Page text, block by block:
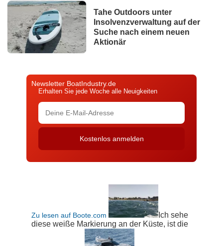
Tahe Outdoors unter
Insolvenzverwaltung auf der
Suche nach einem neuen
Aktionär
Newsletter BoatIndustry.de
Erhalten Sie jede Woche alle Neuigkeiten
Zu lesen auf Boote.com
Ich sehe
diese weiße Markierung an der Küste, ist die